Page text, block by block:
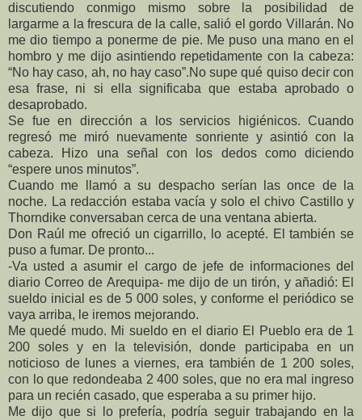
discutiendo conmigo mismo sobre la posibilidad de
largarme a la frescura de la calle, salió el gordo Villarán. No
me dio tiempo a ponerme de pie. Me puso una mano en el
hombro y me dijo asintiendo repetidamente con la cabeza:
“No hay caso, ah, no hay caso”.No supe qué quiso decir con
esa frase, ni si ella significaba que estaba aprobado o
desaprobado.
Se fue en dirección a los servicios higiénicos. Cuando
regresó me miró nuevamente sonriente y asintió con la
cabeza. Hizo una señal con los dedos como diciendo
“espere unos minutos”.
Cuando me llamó a su despacho serían las once de la
noche. La redacción estaba vacía y solo el chivo Castillo y
Thorndike conversaban cerca de una ventana abierta.
Don Raúl me ofreció un cigarrillo, lo acepté. El también se
puso a fumar. De pronto...
-Va usted a asumir el cargo de jefe de informaciones del
diario Correo de Arequipa- me dijo de un tirón, y añadió: El
sueldo inicial es de 5 000 soles, y conforme el periódico se
vaya arriba, le iremos mejorando.
Me quedé mudo. Mi sueldo en el diario El Pueblo era de 1
200 soles y en la televisión, donde participaba en un
noticioso de lunes a viernes, era también de 1 200 soles,
con lo que redondeaba 2 400 soles, que no era mal ingreso
para un recién casado, que esperaba a su primer hijo.
Me dijo que si lo prefería, podría seguir trabajando en la